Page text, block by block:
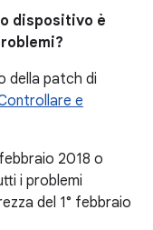
dispositivo è
della patch di
e
2018 o
i problemi
del 1° febbraio